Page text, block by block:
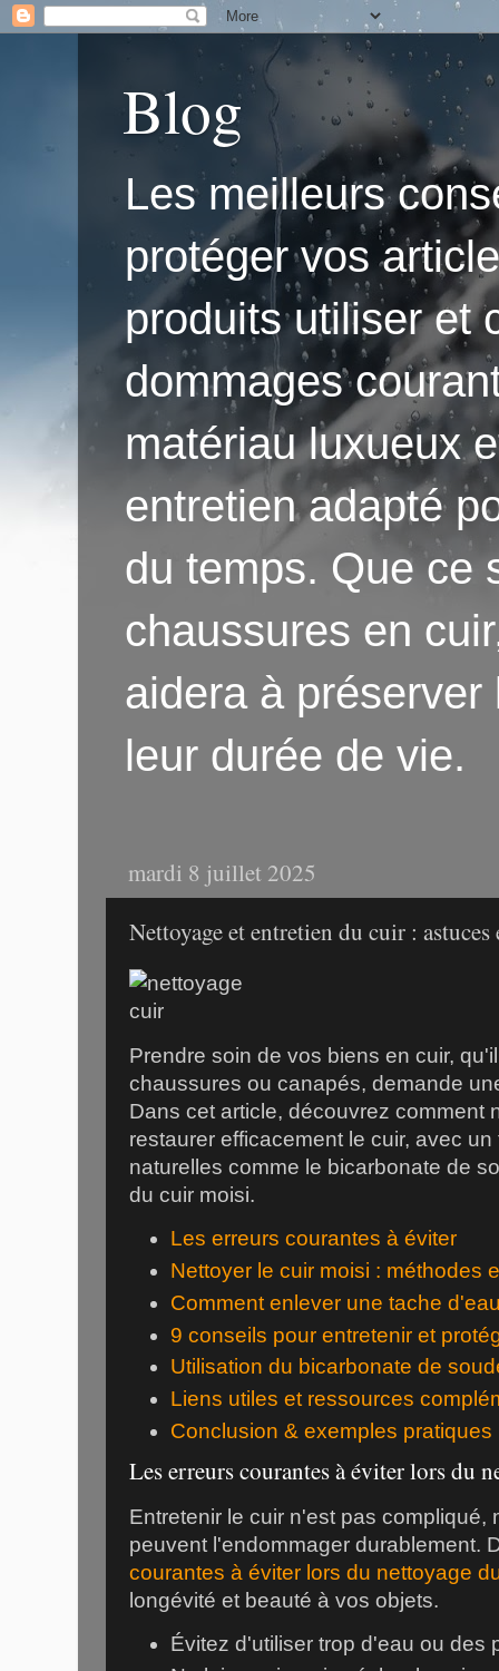
Blog
Les meilleurs
protéger vos
produits utiliser et
dommages
matériau luxueux
entretien adapté
du temps. Que ce
chaussures en
aidera à
leur durée de vie.
mardi 8 juillet 2025
Nettoyage et entretien du cuir :
Prendre soin de vos biens en cuir,
chaussures ou canapés, demande
Dans cet article, découvrez comment
restaurer efficacement le cuir, avec
naturelles comme le bicarbonate de
du cuir moisi.
Les erreurs courantes à éviter
Nettoyer le cuir moisi : méthodes
Comment enlever une tache
9 conseils pour entretenir et
Utilisation du bicarbonate de
Liens utiles et ressources
Conclusion & exemples pratiques
Les erreurs courantes à éviter lors du
Entretenir le cuir n'est pas compliqué,
peuvent l'endommager durablement.
courantes à éviter lors du nettoyage
longévité et beauté à vos objets.
Évitez d'utiliser trop d'eau ou des